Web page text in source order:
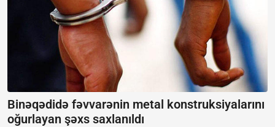
Binəqədidə fəvvarənin metal konstruksiyalarını
oğurlayan şəxs saxlanıldı